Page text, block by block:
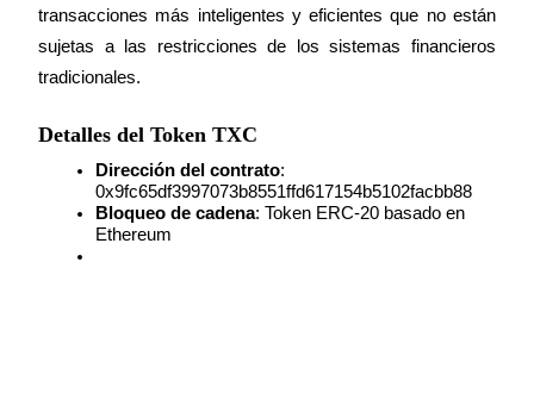
Launchpool
Participación flexible para ganar tokens populares
transacciones más inteligentes y eficientes que no están
sujetas a las restricciones de los sistemas financieros
tradicionales.
Detalles del Token TXC
Dirección del contrato:
0x9fc65df3997073b8551ffd617154b5102facbb88
Bloqueo de cadena: Token ERC-20 basado en
Ethereum